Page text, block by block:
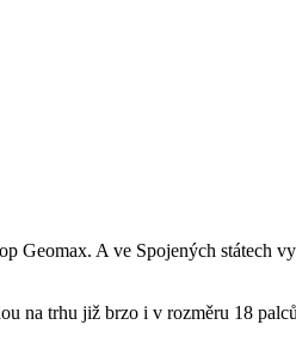
Geomax. A ve Spojených státech
na trhu již brzo i v rozměru 18